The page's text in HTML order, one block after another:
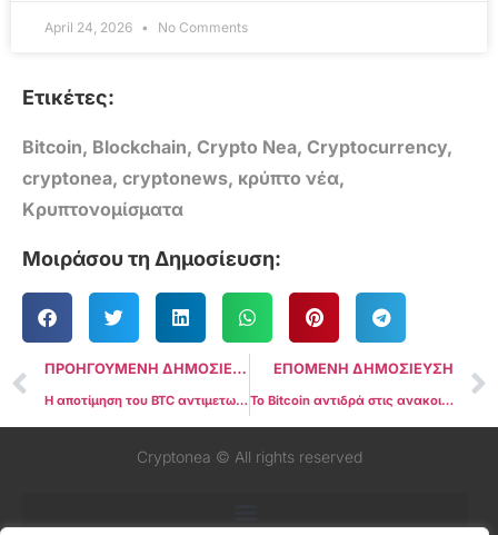
April 24, 2026 No Comments
Ετικέτες:
Bitcoin, Blockchain, Crypto Nea, Cryptocurrency,
cryptonea, cryptonews, κρύπτο νέα,
Κρυπτονομίσματα
Μοιράσου τη Δημοσίευση:
ΠΡΟΗΓΟΥΜΕΝΗ ΔΗΜΟΣΙΕΥΣΗ
Η αποτίμηση του BTC αντιμετωπίζει πιθανή πτώση $60K εν μέσω συρρικνούμενης ρευστότητας προσφορών μετά από νέα πτώση 3%
ΕΠΟΜΕΝΗ ΔΗΜΟΣΙΕΥΣΗ
Το Bitcoin αντιδρά στις ανακοινώσεις CPI και FOMC καθώς τα ανταλλκτήρια χάνουν 1,2 δισεκατομμύρια δολάρια σε BTC σε 24 ώρες
Cryptonea © All rights reserved